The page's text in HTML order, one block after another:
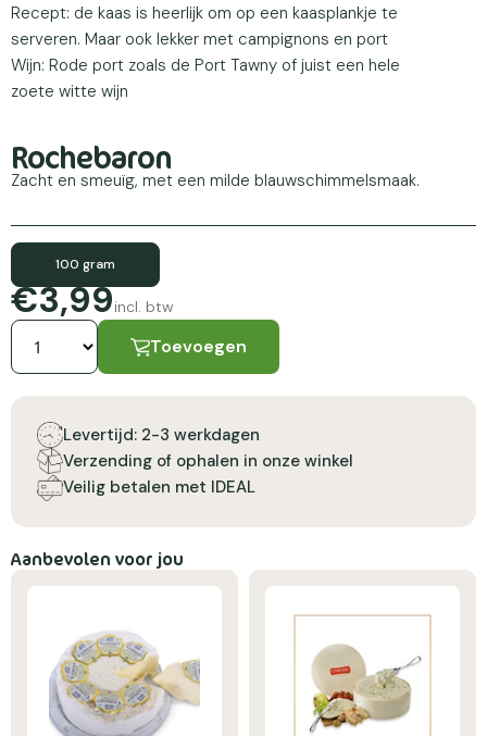
Recept: de kaas is heerlijk om op een kaasplankje te
serveren. Maar ook lekker met campignons en port
Wijn: Rode port zoals de Port Tawny of juist een hele
zoete witte wijn
Rochebaron
Zacht en smeuïg, met een milde blauwschimmelsmaak.
100 gram
€3,99incl. btw
Toevoegen
Levertijd: 2-3 werkdagen
Verzending of ophalen in onze winkel
Veilig betalen met IDEAL
Aanbevolen voor jou